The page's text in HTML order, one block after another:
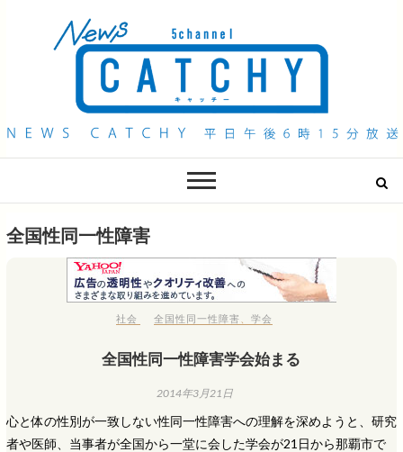
QAB NEWS Headline
全国性同一性障害
社会 全国性同一性障害 、学会
全国性同一性障害学会始まる
2014年3月21日
心と体の性別が一致しない性同一性障害への理解を深めようと、研究
者や医師、当事者が全国から一堂に会した学会が21日から那覇市で